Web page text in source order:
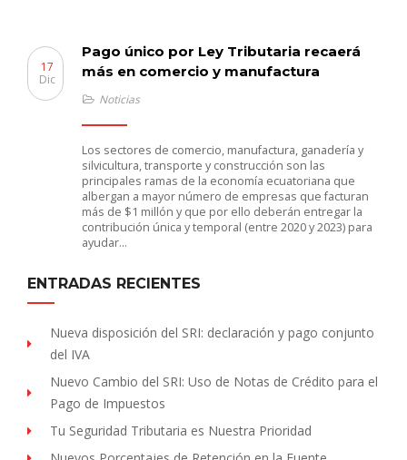
Pago único por Ley Tributaria recaerá
más en comercio y manufactura
17
Dic
Noticias
Los sectores de comercio, manufactura, ganadería y
silvicultura, transporte y construcción son las
principales ramas de la economía ecuatoriana que
albergan a mayor número de empresas que facturan
más de $1 millón y que por ello deberán entregar la
contribución única y temporal (entre 2020 y 2023) para
ayudar…
ENTRADAS RECIENTES
Nueva disposición del SRI: declaración y pago conjunto
del IVA
Nuevo Cambio del SRI: Uso de Notas de Crédito para el
Pago de Impuestos
Tu Seguridad Tributaria es Nuestra Prioridad